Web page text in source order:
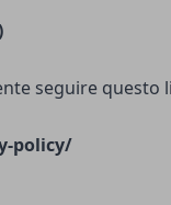
seguire questo
policy/